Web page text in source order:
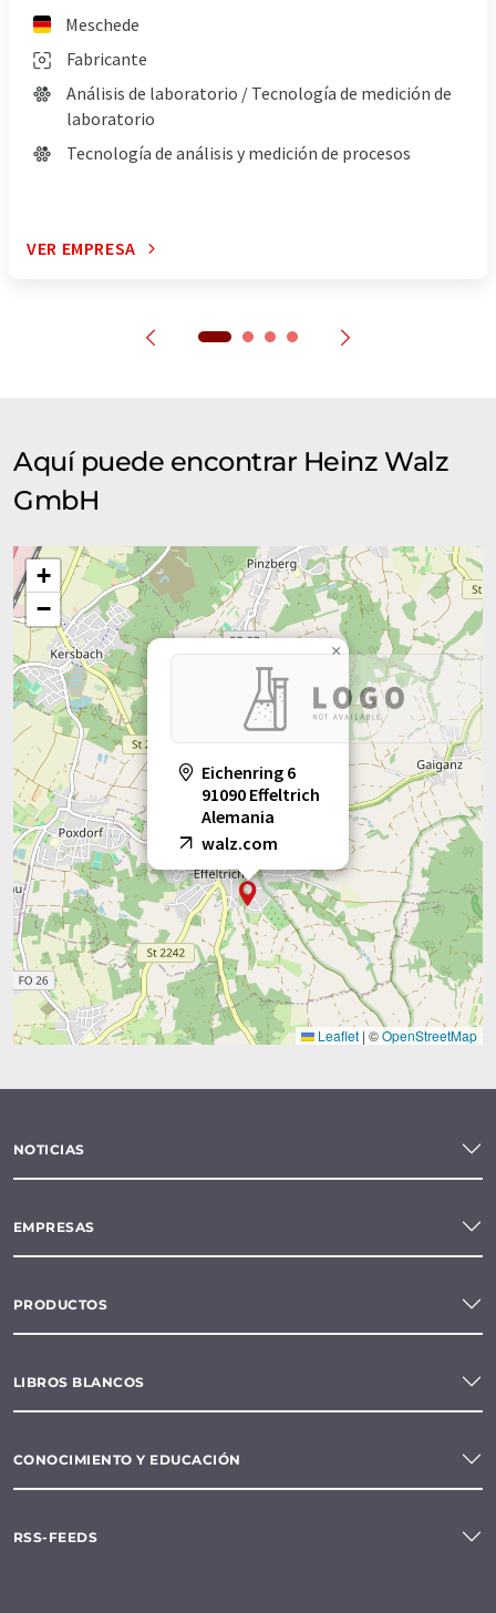
Meschede
Fabricante
Análisis de laboratorio / Tecnología de medición de
laboratorio
Tecnología de análisis y medición de procesos
VER EMPRESA
Aquí puede encontrar Heinz Walz
GmbH
Eichenring 6
91090 Effeltrich
Alemania
walz.com
×
+
−
Leaflet | ©OpenStreetMap
NOTICIAS
EMPRESAS
PRODUCTOS
LIBROS BLANCOS
CONOCIMIENTO Y EDUCACIÓN
RSS-FEEDS